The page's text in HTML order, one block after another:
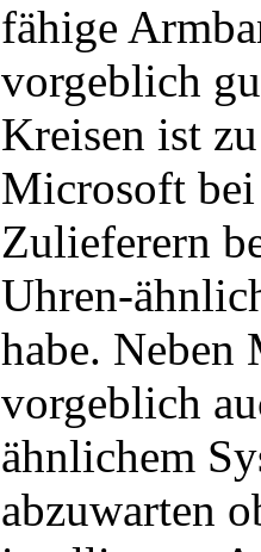
fähige
vorgeblich
Kreisen ist
Microsoft bei
Zulieferern
Uhren-
habe. Neben
vorgeblich
ähnlichem
abzuwarten